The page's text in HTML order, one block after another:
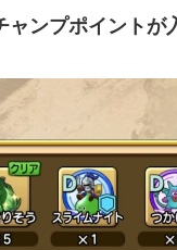
ャンプポイントが